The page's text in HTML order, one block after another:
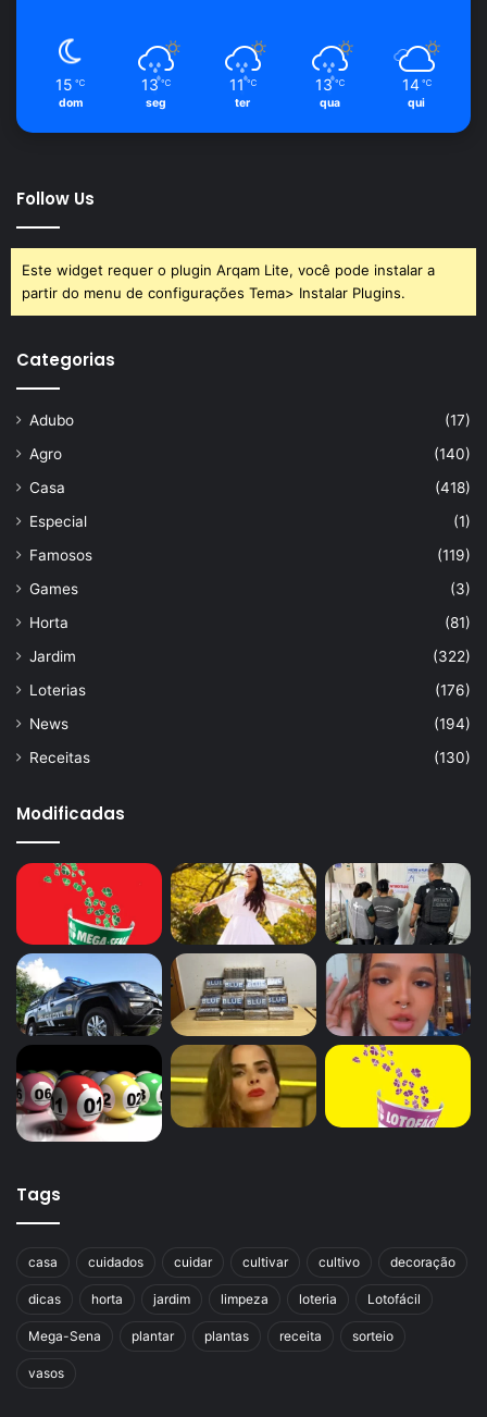
15 ℃
dom
13 ℃
seg
11 ℃
ter
13 ℃
qua
14 ℃
qui
Follow Us
Este widget requer o plugin Arqam Lite, você pode instalar a
partir do menu de configurações Tema> Instalar Plugins.
Categorias
Adubo
(17)
Agro
(140)
Casa
(418)
Especial
(1)
Famosos
(119)
Games
(3)
Horta
(81)
Jardim
(322)
Loterias
(176)
News
(194)
Receitas
(130)
Modificadas
Tags
casa cuidados cuidar cultivar cultivo decoração
dicas horta jardim limpeza loteria Lotofácil
Mega-Sena plantar plantas receita sorteio
vasos